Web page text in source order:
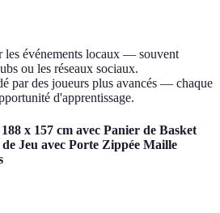
les événements locaux — souvent
ou les réseaux sociaux.
par des joueurs plus avancés — chaque
d'apprentissage.
x 157 cm avec Panier de Basket
Jeu avec Porte Zippée Maille